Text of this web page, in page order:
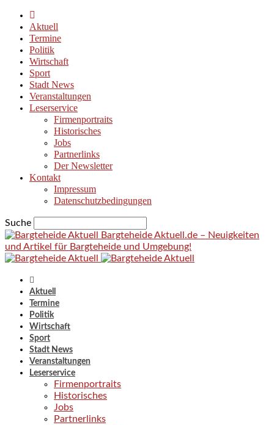
Aktuell
Termine
Politik
Wirtschaft
Sport
Stadt News
Veranstaltungen
Leserservice
Firmenportraits
Historisches
Jobs
Partnerlinks
Der Newsletter
Kontakt
Impressum
Datenschutzbedingungen
Suche
Bargteheide Aktuell.de – Neuigkeiten
und Artikel für Bargteheide und Umgebung!
Aktuell
Termine
Politik
Wirtschaft
Sport
Stadt News
Veranstaltungen
Leserservice
Firmenportraits
Historisches
Jobs
Partnerlinks